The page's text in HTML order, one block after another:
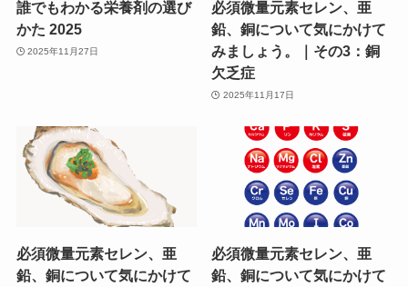
誰でもわかる栄養剤の選び
かた 2025
2025年11月27日
必須微量元素セレン、亜
鉛、銅について気にかけて
みましょう。｜その3：銅
欠乏症
2025年11月17日
必須微量元素セレン、亜
鉛、銅について気にかけて
必須微量元素セレン、亜
鉛、銅について気にかけて